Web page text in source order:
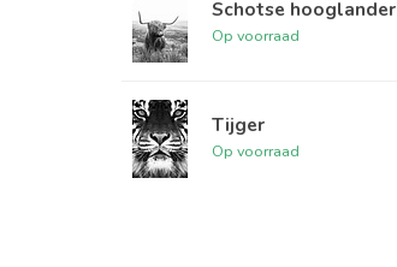
Schotse hooglander
Op voorraad
Tijger
Op voorraad